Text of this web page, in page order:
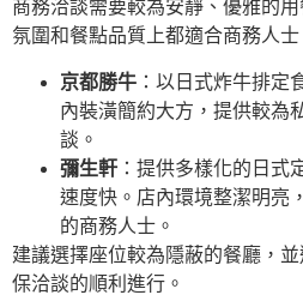
商務洽談需要較為安靜、優雅的
氛圍和餐點品質上都適合商務人士
京都勝牛 ：以日式炸牛排定
內裝潢簡約大方，提供較為
談。
彌生軒 ：提供多樣化的日式
速度快。店內環境整潔明亮
的商務人士。
建議選擇座位較為隱蔽的餐廳，
保洽談的順利進行。